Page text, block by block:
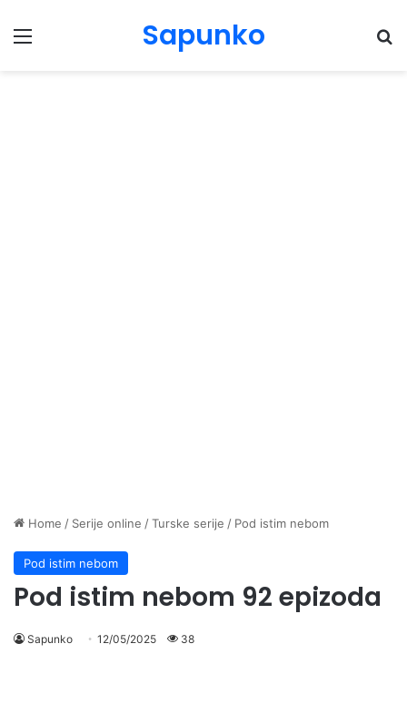
Menu Sapunko
Home / Serije online /Turske serije / Pod istim nebom
Pod istim nebom
Pod istim nebom 92 epizoda
Sapunko 12/05/2025 38